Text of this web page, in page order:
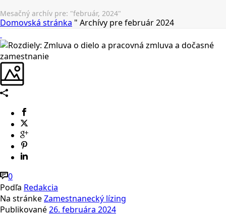
Mesačný archív pre: "február, 2024"
Domovská stránka " Archívy pre február 2024
0
Podľa Redakcia
Na stránkeZamestnanecký lízing
Publikované26. februára 2024